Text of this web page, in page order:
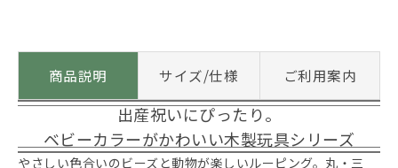
商品説明 サイズ/仕様 ご利用案内
出産祝いにぴったり。
ベビーカラーがかわいい木製玩具シリーズ
やさしい色合いのビーズと動物が楽しいルーピング。丸・三